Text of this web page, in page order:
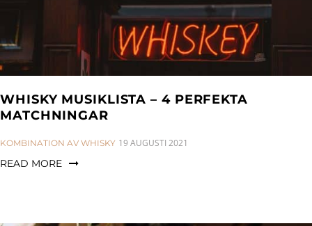
WHISKY MUSIKLISTA – 4 PERFEKTA
MATCHNINGAR
CATEGORIES:
KOMBINATION AV WHISKY 19 AUGUSTI 2021
READ MORE